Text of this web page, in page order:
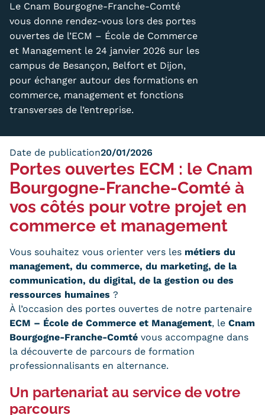
Agenda
Revue de presse
Contact
Contacts services
Formulaire de contact
Formations
Trouver votre formation
OFFRE EN BFC
OFFRE NATIONALE
Catalogue national
Équivalences, passerelles et
suites de parcours
Modalités d'enseignement
Formation en présentiel
Alternance
Enseignement à distance
Validation des Acquis de
Le Cnam Bourgogne-Franche-Comté
vous donne rendez-vous lors des portes
ouvertes de l’ECM – École de Commerce
et Management le 24 janvier 2026 sur les
campus de Besançon, Belfort et Dijon,
pour échanger autour des formations en
commerce, management et fonctions
transverses de l’entreprise.
Date de publication20/01/2026
Portes ouvertes ECM : le Cnam
Bourgogne-Franche-Comté à
vos côtés pour votre projet en
commerce et management
Vous souhaitez vous orienter vers les métiers du
management, du commerce, du marketing, de la
communication, du digital, de la gestion ou des
ressources humaines ?
À l’occasion des portes ouvertes de notre partenaire
ECM – École de Commerce et Management, le Cnam
Bourgogne-Franche-Comté vous accompagne dans
la découverte de parcours de formation
professionnalisants en alternance.
Un partenariat au service de votre
parcours